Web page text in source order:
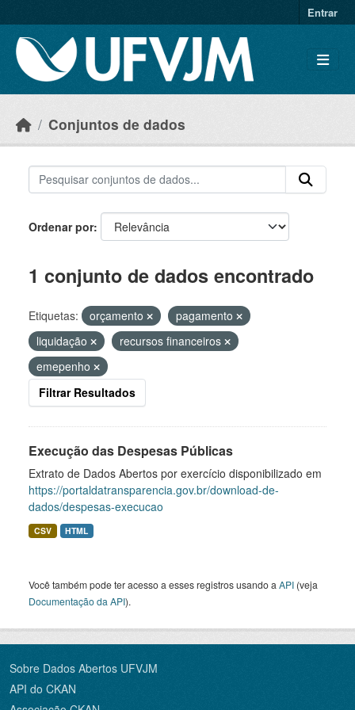
Entrar
Conjuntos de dados
Ordenar por
1 conjunto de dados encontrado
Etiquetas: orçamento
pagamento
liquidação
recursos financeiros
emepenho
Filtrar Resultados
Execução das Despesas Públicas
Extrato de Dados Abertos por exercício disponibilizado em
https://portaldatransparencia.gov.br/download-de-
dados/despesas-execucao
CSV HTML
Você também pode ter acesso a esses registros usando a API (veja
Documentação da API).
Sobre Dados Abertos UFVJM
API do CKAN